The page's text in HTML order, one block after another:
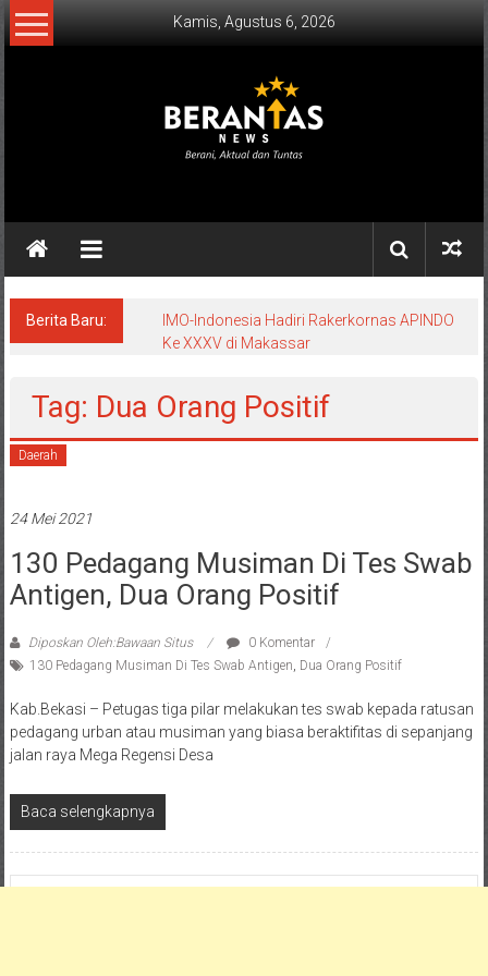
Lompat
ke
Kamis, Agustus 6, 2026
NEWS
Aktual
Tuntas.
Berita Baru:
IMO-Indonesia Hadiri Rakerkornas APINDO
Ke XXXV di Makassar
Tag: Dua Orang Positif
Daerah
24 Mei 2021
130 Pedagang Musiman Di Tes Swab
Antigen, Dua Orang Positif
Diposkan Oleh:Bawaan Situs
0 Komentar
130 Pedagang Musiman Di Tes Swab Antigen, Dua Orang Positif
Kab.Bekasi – Petugas tiga pilar melakukan tes swab kepada ratusan
pedagang urban atau musiman yang biasa beraktifitas di sepanjang
jalan raya Mega Regensi Desa
Baca selengkapnya